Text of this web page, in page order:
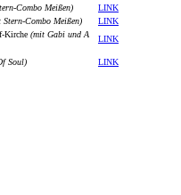
Combo Meißen)
LINK
Stern-Combo Meißen)
LINK
Kirche (mit Gabi und A
LINK
Soul) LINK